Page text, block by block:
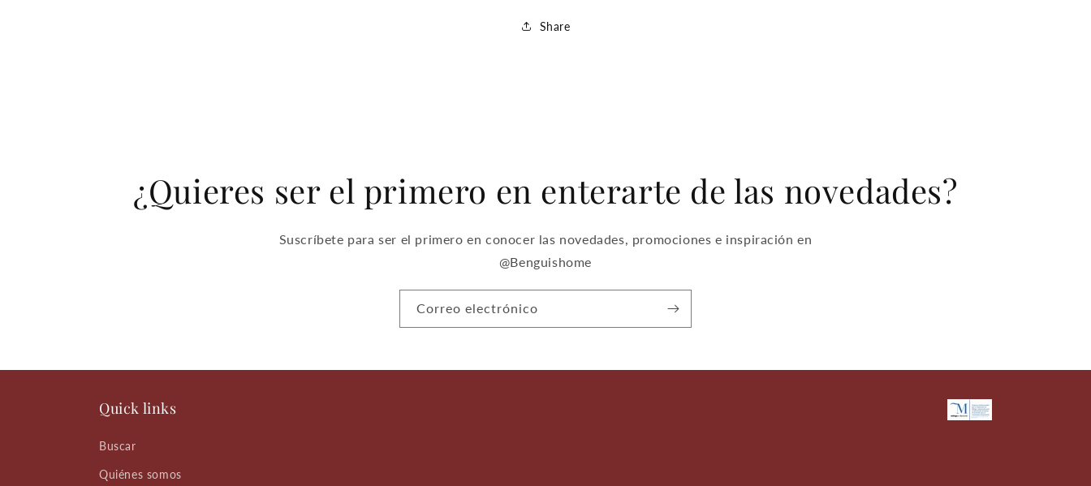
Share
¿Quieres ser el primero en enterarte de las novedades?
Suscríbete para ser el primero en conocer las novedades, promociones e inspiración en
@Benguishome
Correo electrónico
Quick links
Buscar
Quiénes somos